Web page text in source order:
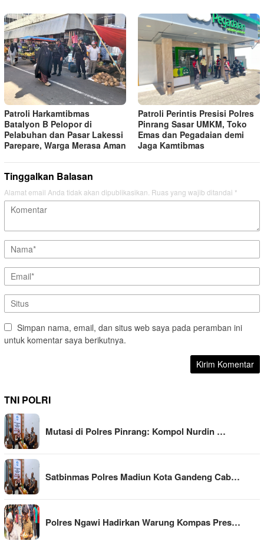
Patroli Harkamtibmas
Batalyon B Pelopor di
Pelabuhan dan Pasar Lakessi
Parepare, Warga Merasa Aman
Patroli Perintis Presisi Polres
Pinrang Sasar UMKM, Toko
Emas dan Pegadaian demi
Jaga Kamtibmas
Tinggalkan Balasan
Alamat email Anda tidak akan dipublikasikan. Ruas yang wajib ditandai *
Simpan nama, email, dan situs web saya pada peramban ini
untuk komentar saya berikutnya.
TNI POLRI
Mutasi di Polres Pinrang: Kompol Nurdin …
Satbinmas Polres Madiun Kota Gandeng Cab…
Polres Ngawi Hadirkan Warung Kompas Pres…